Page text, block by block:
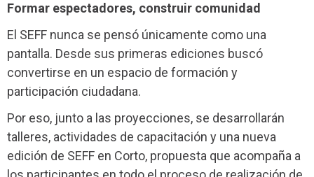
Formar espectadores, construir comunidad
El SEFF nunca se pensó únicamente como una
pantalla. Desde sus primeras ediciones buscó
convertirse en un espacio de formación y
participación ciudadana.
Por eso, junto a las proyecciones, se desarrollarán
talleres, actividades de capacitación y una nueva
edición de SEFF en Corto, propuesta que acompaña a